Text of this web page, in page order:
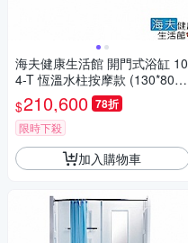
海夫健康生活館 開門式浴缸 10
4-T 恆溫水柱按摩款 (130*80*1
04cm)
$210,600 78折
限時下殺
加入購物車